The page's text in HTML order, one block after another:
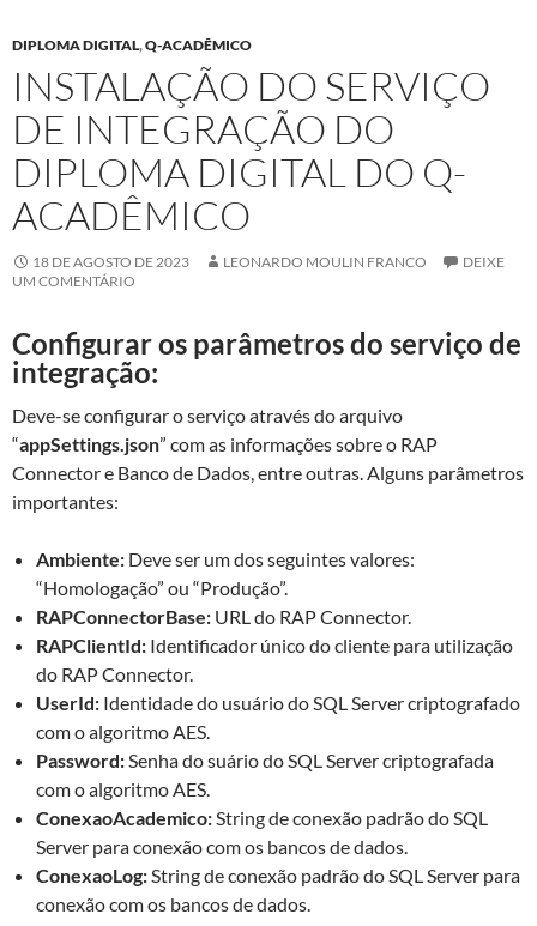
DIPLOMA DIGITAL,Q-ACADÊMICO
INSTALAÇÃO DO SERVIÇO
DE INTEGRAÇÃO DO
DIPLOMA DIGITAL DO Q-
ACADÊMICO
18 DE AGOSTO DE 2023 LEONARDO MOULIN FRANCO
DEIXE
UM COMENTÁRIO
Configurar os parâmetros do serviço de
integração:
Deve-se configurar o serviço através do arquivo
“appSettings.json” com as informações sobre o RAP
Connector e Banco de Dados, entre outras. Alguns parâmetros
importantes:
Ambiente: Deve ser um dos seguintes valores:
“Homologação” ou “Produção”.
RAPConnectorBase: URL do RAP Connector.
RAPClientId: Identificador único do cliente para utilização
do RAP Connector.
UserId: Identidade do usuário do SQL Server criptografado
com o algoritmo AES.
Password:Senha do suário do SQL Server criptografada
com o algoritmo AES.
ConexaoAcademico:String de conexão padrão do SQL
Server para conexão com os bancos de dados.
ConexaoLog:String de conexão padrão do SQL Server para
conexão com os bancos de dados.